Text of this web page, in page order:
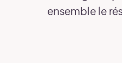
ensemble le